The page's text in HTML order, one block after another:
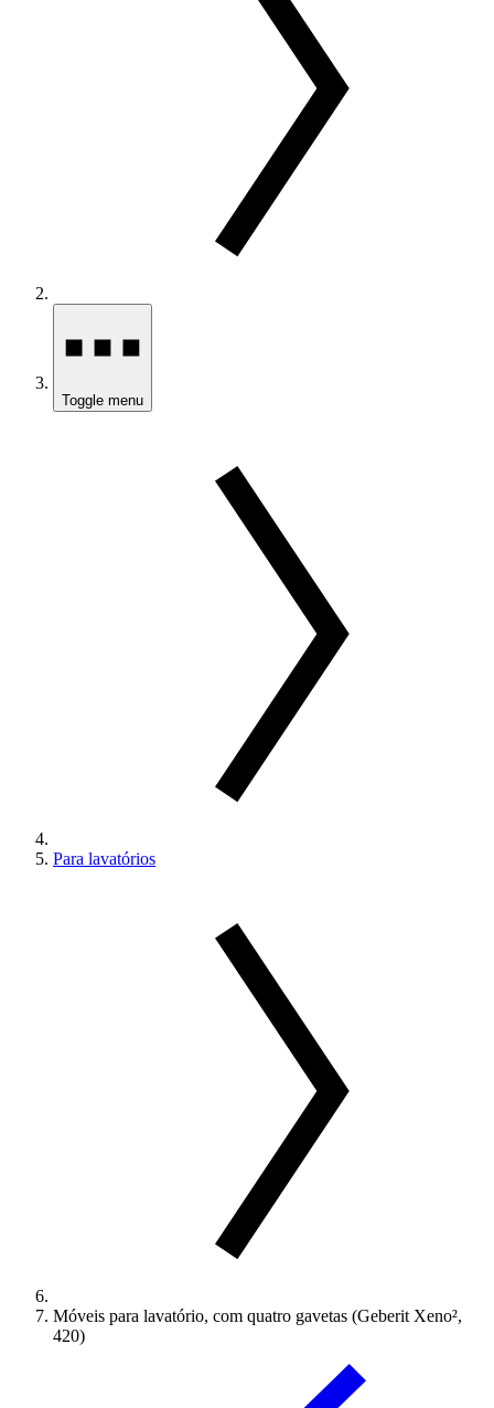
Toggle menu
Para lavatórios
Móveis para lavatório, com quatro gavetas (Geberit Xeno²,
420)